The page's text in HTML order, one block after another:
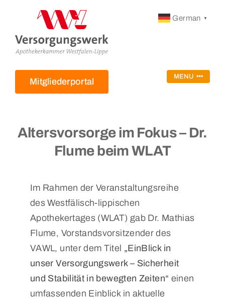
springen
German ▼
Mitgliederportal MENU
Startseite
Service
FAQ
Mitgliederportal Login
nach:
Altersvorsorge im Fokus – Dr.
Flume beim WLAT
Im Rahmen der Veranstaltungsreihe
des Westfälisch-lippischen
Apothekertages (WLAT) gab Dr. Mathias
Flume, Vorstandsvorsitzender des
VAWL, unter dem Titel „EinBlick in
unser Versorgungswerk – Sicherheit
und Stabilität in bewegten Zeiten“ einen
umfassenden Einblick in aktuelle